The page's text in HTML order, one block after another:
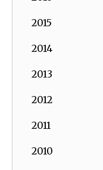
2015
2014
2013
2012
2011
2010